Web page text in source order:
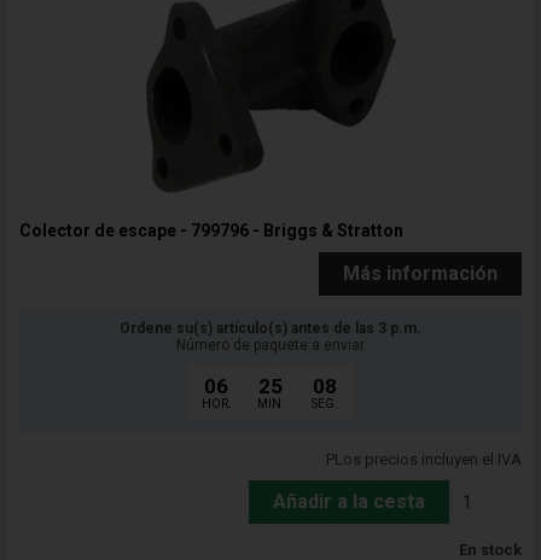
Colector de escape - 799796 - Briggs & Stratton
Más información
Ordene su(s) artículo(s) antes de las 3 p.m.
Número de paquete a enviar
06
HOR.
25
MIN.
06
SEG.
PLos precios incluyen el IVA
Añadir a la cesta
En stock